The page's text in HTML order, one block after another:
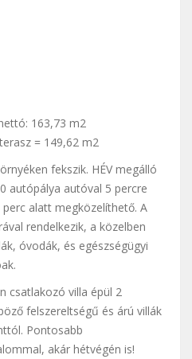
163,73 m2
= 149,62 m2
fekszik. HÉV megálló
autópálya autóval 5 percre
alatt megközelíthető. A
rendelkezik, a közelben
óvodák, és egészségügyi
csatlakozó villa épül 2
felszereltségű és árú villák
Pontosabb
akár hétvégén is!